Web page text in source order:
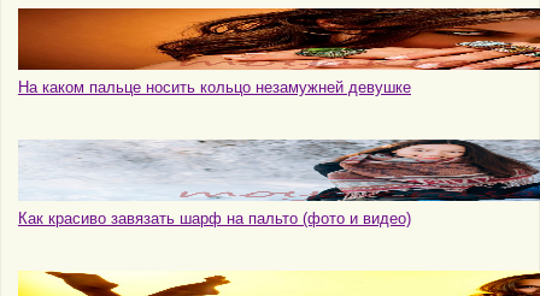
На каком пальце носить кольцо незамужней девушке
Как красиво завязать шарф на пальто (фото и видео)